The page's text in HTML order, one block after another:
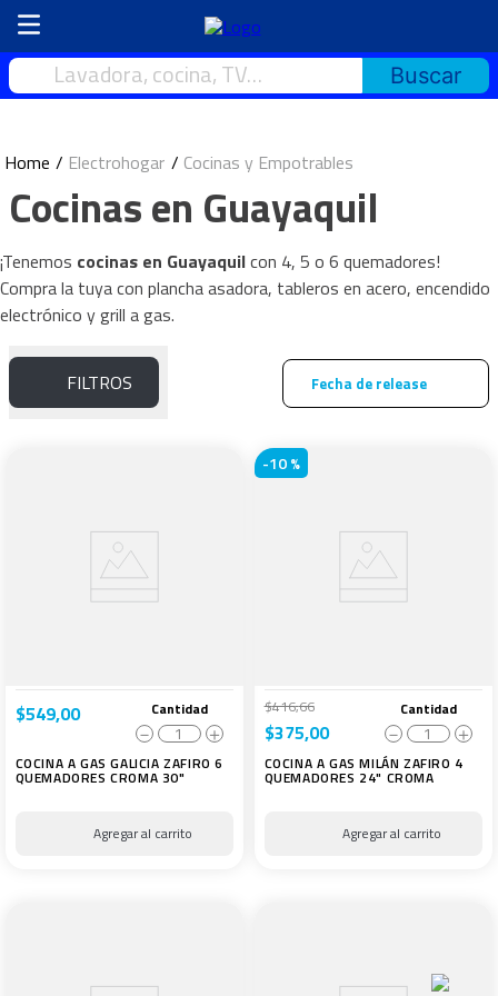
Lavadora, cocina, TV…
Electrohogar Cocinas y Empotrables
Cocinas en Guayaquil
¡Tenemos cocinas en Guayaquilcon 4, 5 o 6 quemadores!
Compra la tuya con plancha asadora, tableros en acero, encendido
electrónico y grill a gas.
FILTROS Fecha de release
$549,00 Cantidad
＋
－
COCINA A GAS GALICIA ZAFIRO 6
QUEMADORES CROMA 30"
-10 %
$416,66
$375,00
Cantidad
＋
－
COCINA A GAS MILÁN ZAFIRO 4
QUEMADORES 24" CROMA